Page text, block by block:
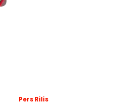
Pers Rilis